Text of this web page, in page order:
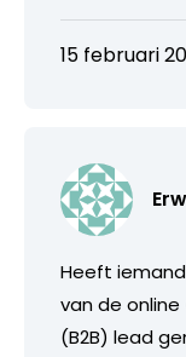
15 februari
Heeft
van de
(B2B) lead